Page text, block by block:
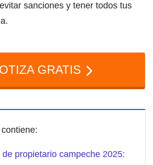
sanciones y tener todos tus
GRATIS
de propietario campeche 2025: